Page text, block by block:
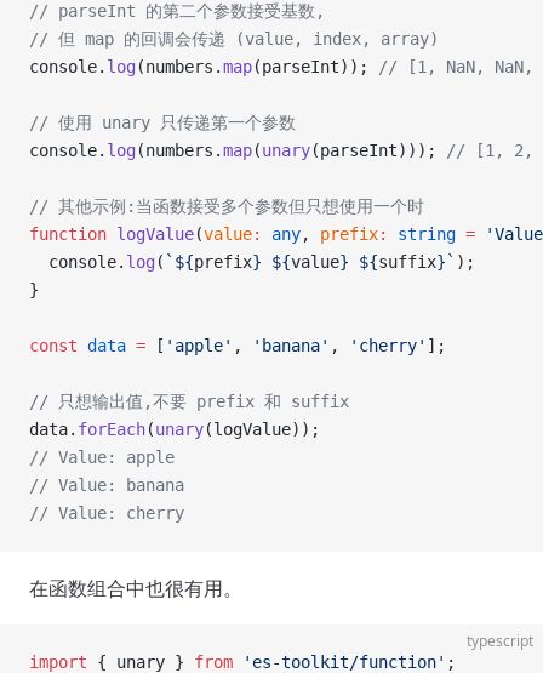
// parseInt 的第二个参数接受基数,
// 但 map 的回调会传递 (value, index, array)
console. log (numbers.map(parseInt)); // [1, NaN, NaN,
// 使用 unary 只传递第一个参数
console. log (numbers.map(unary(parseInt))); // [1, 2,
// 其他示例:当函数接受多个参数但只想使用一个时
function logValue(value: any, prefix: string =
  console.
log ( `${prefix} ${value} ${suffix}` );
}
const data = [ 'apple' , 'banana' , 'cherry' ];
// 只想输出值,不要 prefix 和 suffix
data. forEach(unary(logValue));
// Value: apple
// Value: banana
// Value: cherry
在函数组合中也很有用。
typescript
import { unary } from 'es-toolkit/function' ;